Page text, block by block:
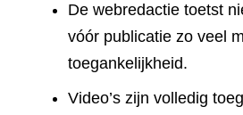
De webredactie toetst
vóór publicatie zo veel
toegankelijkheid.
Video’s zijn volledig